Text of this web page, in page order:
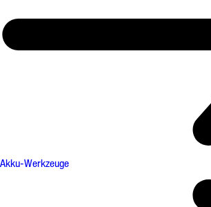
Akku-Werkzeuge